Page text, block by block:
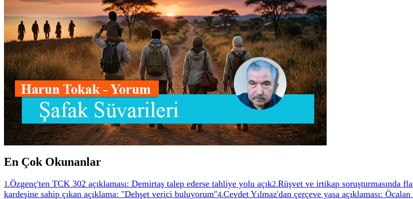
En Çok Okunanlar
1 .Özgenç'ten TCK 302 açıklaması: Demirtaş talep ederse tahliye yolu açık2.Rüşvet ve irtikap soruşturmasında
kardeşine sahip çıkan açıklama: "Dehşet verici buluyorum"4.Cevdet Yılmaz'dan çerçeve yasa açıklaması: